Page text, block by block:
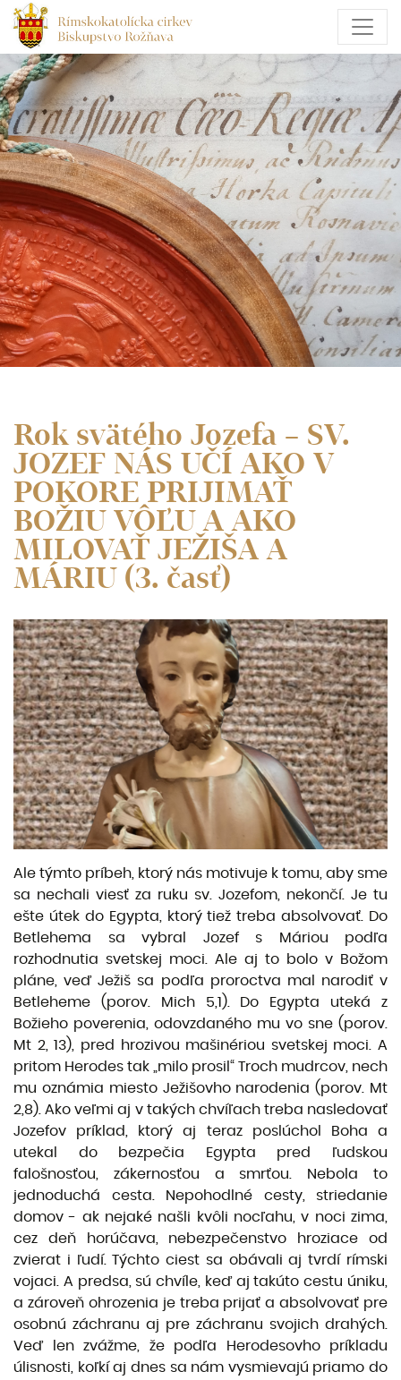
Rok svätého Jozefa – SV.
JOZEF NÁS UČÍ AKO V
POKORE PRIJIMAŤ
BOŽIU VÔĽU A AKO
MILOVAŤ JEŽIŠA A
MÁRIU (3. časť)
Ale týmto príbeh, ktorý nás motivuje k tomu, aby sme
sa nechali viesť za ruku sv. Jozefom, nekončí. Je tu
ešte útek do Egypta, ktorý tiež treba absolvovať. Do
Betlehema sa vybral Jozef s Máriou podľa
rozhodnutia svetskej moci. Ale aj to bolo v Božom
pláne, veď Ježiš sa podľa proroctva mal narodiť v
Betleheme (porov. Mich 5,1). Do Egypta uteká z
Božieho poverenia, odovzdaného mu vo sne (porov.
Mt 2, 13), pred hrozivou mašinériou svetskej moci. A
pritom Herodes tak „milo prosil“ Troch mudrcov, nech
mu oznámia miesto Ježišovho narodenia (porov. Mt
2,8). Ako veľmi aj v takých chvíľach treba nasledovať
Jozefov príklad, ktorý aj teraz poslúchol Boha a
utekal do bezpečia Egypta pred ľudskou
falošnosťou, zákernosťou a smrťou. Nebola to
jednoduchá cesta. Nepohodlné cesty, striedanie
domov - ak nejaké našli kvôli nocľahu, v noci zima,
cez deň horúčava, nebezpečenstvo hroziace od
zvierat i ľudí. Týchto ciest sa obávali aj tvrdí rímski
vojaci. A predsa, sú chvíle, keď aj takúto cestu úniku,
a zároveň ohrozenia je treba prijať a absolvovať pre
osobnú záchranu aj pre záchranu svojich drahých.
Veď len zvážme, že podľa Herodesovho príkladu
úlisnosti, koľkí aj dnes sa nám vysmievajú priamo do